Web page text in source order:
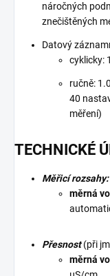
náročných
znečištěných
Datový
cyklicky:
ručně:
40
měření)
TECHNICKÉ
Měřicí rozsahy:
měrná
Přesnost (při
měrná